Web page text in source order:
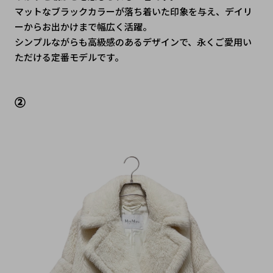
マットなブラックカラーが落ち着いた印象を与え、デイリ
ーからお出かけまで幅広く活躍。
シンプルながらも高級感のあるデザインで、永くご愛用い
ただける定番モデルです。
②